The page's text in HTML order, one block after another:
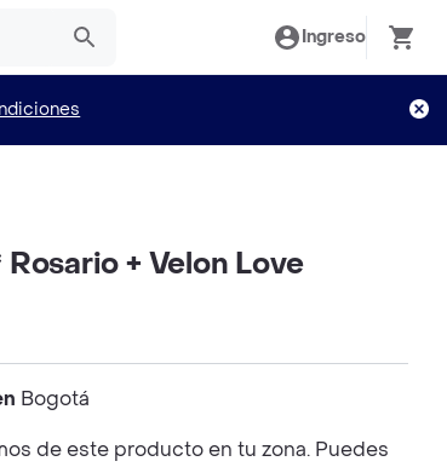
Ingreso
+ Velon Love
Bogotá
de este producto en tu zona. Puedes